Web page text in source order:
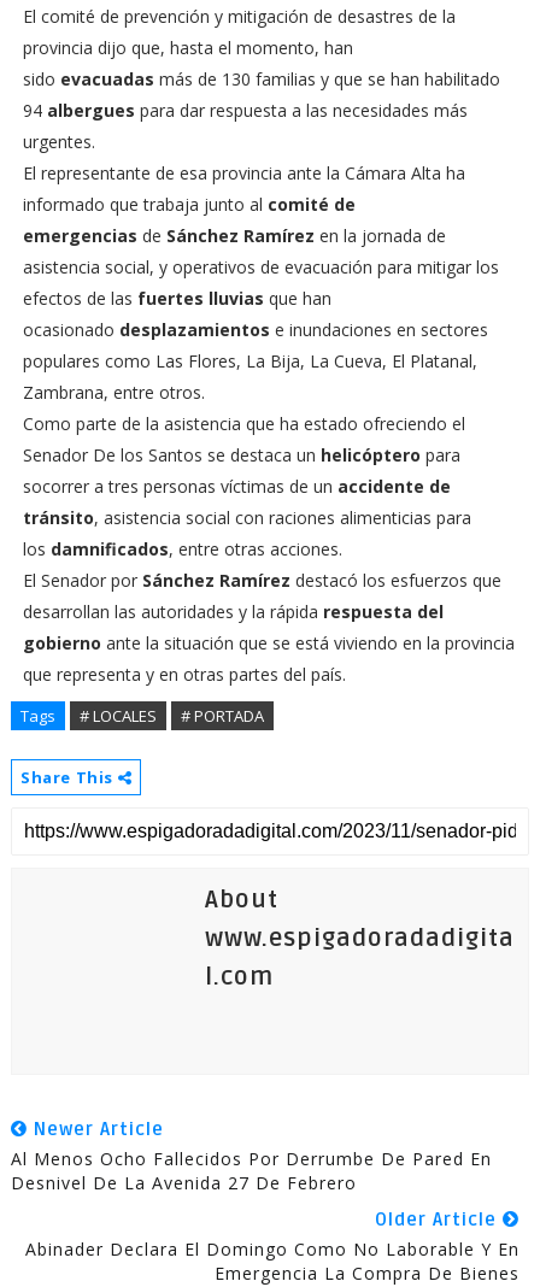
El comité de prevención y mitigación de desastres de la
provincia dijo que, hasta el momento, han
sido evacuadas más de 130 familias y que se han habilitado
94 albergues para dar respuesta a las necesidades más
urgentes.
El representante de esa provincia ante la Cámara Alta ha
informado que trabaja junto al comité de
emergencias de Sánchez Ramírez en la jornada de
asistencia social, y operativos de evacuación para mitigar los
efectos de las fuertes lluvias que han
ocasionado desplazamientos e inundaciones en sectores
populares como Las Flores, La Bija, La Cueva, El Platanal,
Zambrana, entre otros.
Como parte de la asistencia que ha estado ofreciendo el
Senador De los Santos se destaca un helicóptero para
socorrer a tres personas víctimas de un accidente de
tránsito, asistencia social con raciones alimenticias para
los damnificados, entre otras acciones.
El Senador por Sánchez Ramírez destacó los esfuerzos que
desarrollan las autoridades y la rápida respuesta del
gobierno ante la situación que se está viviendo en la provincia
que representa y en otras partes del país.
Tags # LOCALES # PORTADA
Share This
About
www.espigadoradadigita
l.com
Newer Article
Al Menos Ocho Fallecidos Por Derrumbe De Pared En
Desnivel De La Avenida 27 De Febrero
Older Article
Abinader Declara El Domingo Como No Laborable Y En
Emergencia La Compra De Bienes